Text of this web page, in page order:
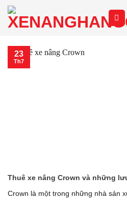
Chuyển
đến
dung
Thuê xe nâng Crown và những
Crown là một trong những nhà sản
23
Th7